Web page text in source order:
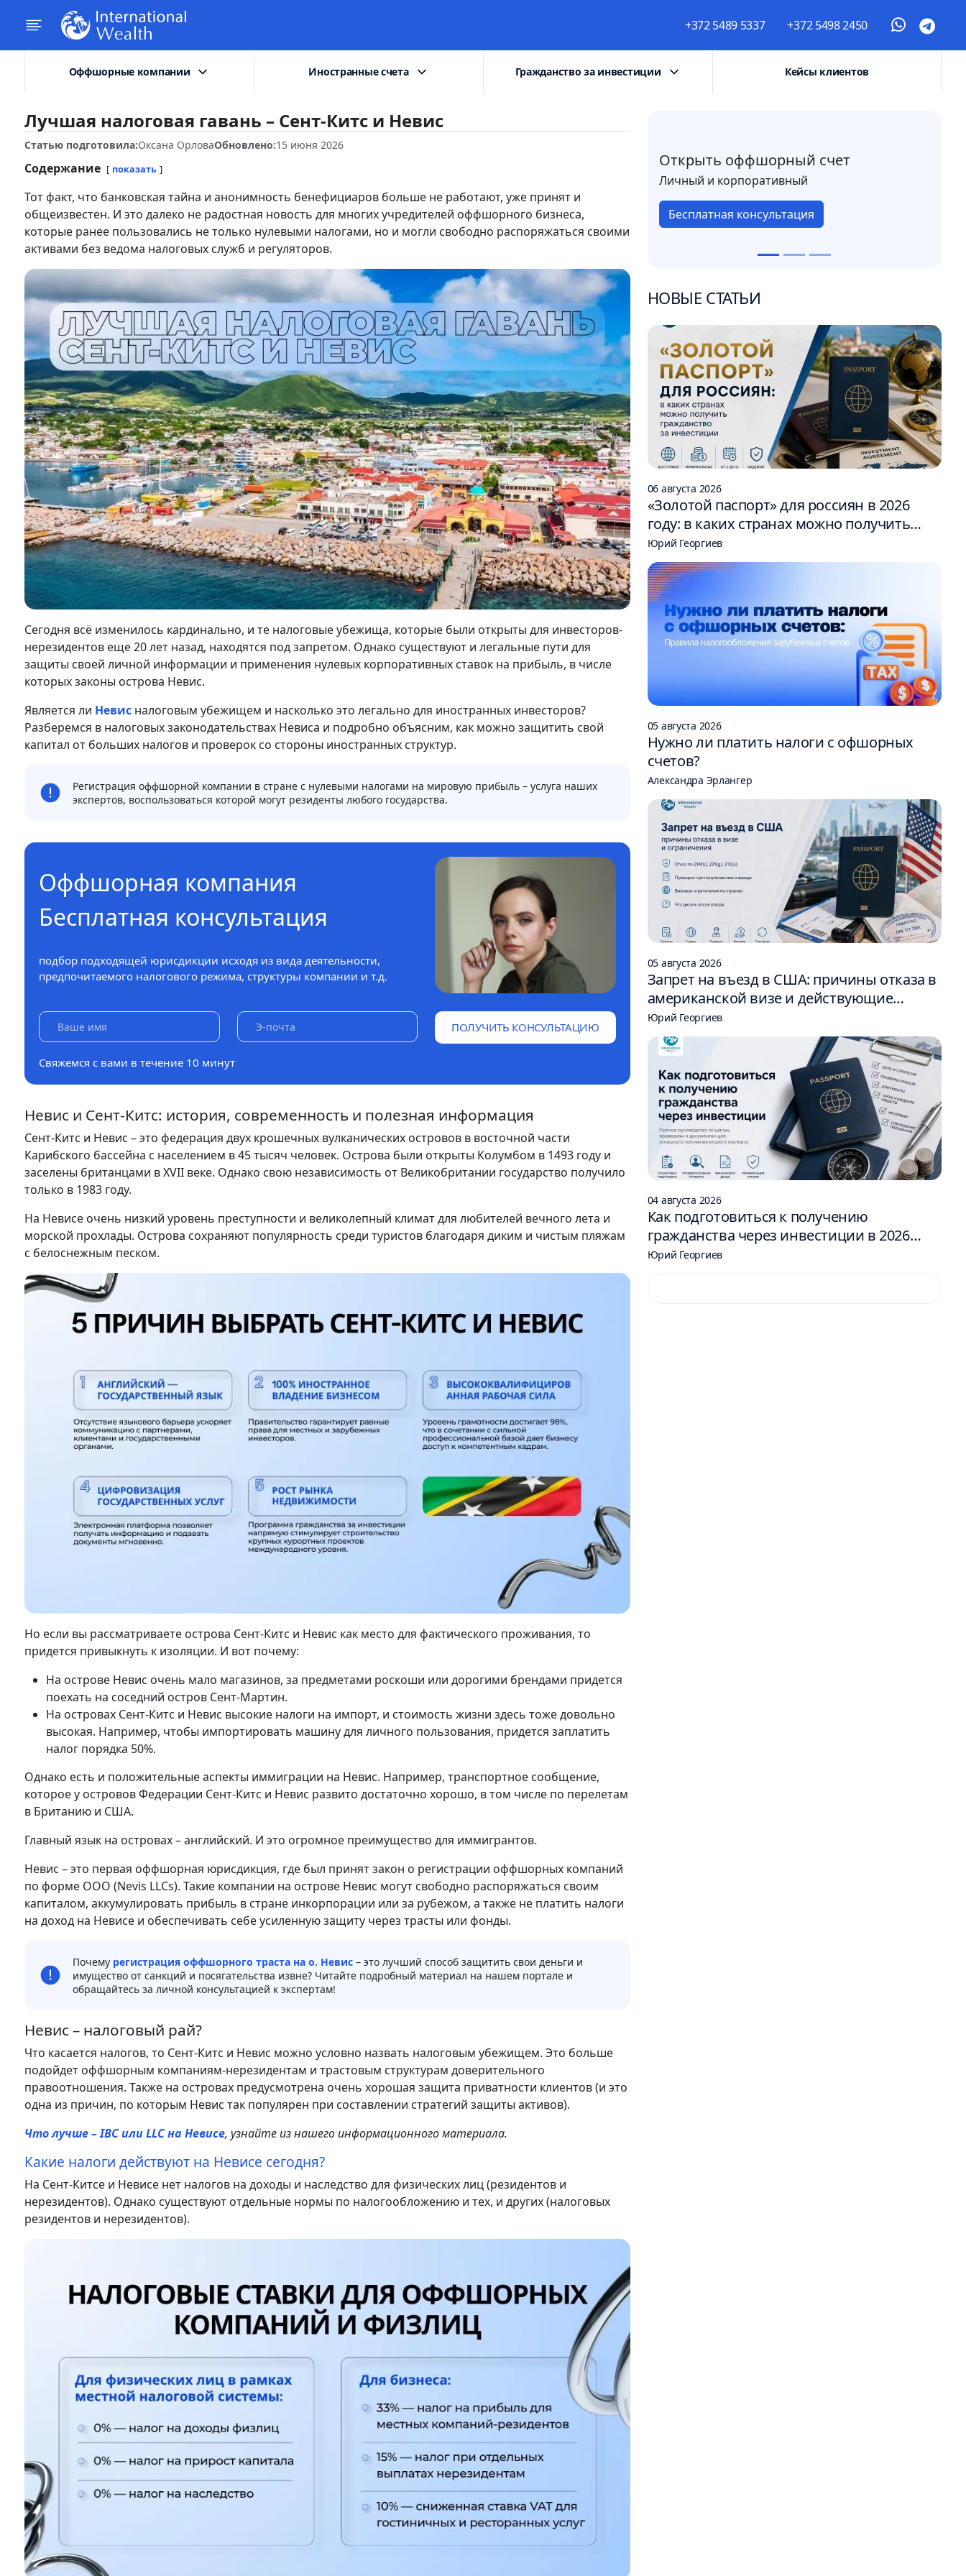
+372 5489 5337 +372 5498 2450
Оффшорные компании Иностранные счета Гражданство за инвестиции Кейсы клиентов
Лучшая налоговая гавань – Сент-Китс и Невис
Статью подготовила:Оксана ОрловаОбновлено:15 июня 2026
Содержание показать
Тот факт, что банковская тайна и анонимность бенефициаров больше не работают, уже принят и
общеизвестен. И это далеко не радостная новость для многих учредителей оффшорного бизнеса,
которые ранее пользовались не только нулевыми налогами, но и могли свободно распоряжаться своими
активами без ведома налоговых служб и регуляторов.
Сегодня всё изменилось кардинально, и те налоговые убежища, которые были открыты для инвесторов-
нерезидентов еще 20 лет назад, находятся под запретом. Однако существуют и легальные пути для
защиты своей личной информации и применения нулевых корпоративных ставок на прибыль, в числе
которых законы острова Невис.
Является ли Невис налоговым убежищем и насколько это легально для иностранных инвесторов?
Разберемся в налоговых законодательствах Невиса и подробно объясним, как можно защитить свой
капитал от больших налогов и проверок со стороны иностранных структур.
Регистрация оффшорной компании в стране с нулевыми налогами на мировую прибыль – услуга наших
экспертов, воспользоваться которой могут резиденты любого государства.
Оффшорная компания
Бесплатная консультация
подбор подходящей юрисдикции исходя из вида деятельности,
предпочитаемого налогового режима, структуры компании и т.д.
ПОЛУЧИТЬ КОНСУЛЬТАЦИЮ
Свяжемся с вами в течение 10 минут
Невис и Сент-Китс: история, современность и полезная информация
Сент-Китс и Невис – это федерация двух крошечных вулканических островов в восточной части
Карибского бассейна с населением в 45 тысяч человек. Острова были открыты Колумбом в 1493 году и
заселены британцами в XVII веке. Однако свою независимость от Великобритании государство получило
только в 1983 году.
На Невисе очень низкий уровень преступности и великолепный климат для любителей вечного лета и
морской прохлады. Острова сохраняют популярность среди туристов благодаря диким и чистым пляжам
с белоснежным песком.
Но если вы рассматриваете острова Сент-Китс и Невис как место для фактического проживания, то
придется привыкнуть к изоляции. И вот почему:
На острове Невис очень мало магазинов, за предметами роскоши или дорогими брендами придется
поехать на соседний остров Сент-Мартин.
На островах Сент-Китс и Невис высокие налоги на импорт, и стоимость жизни здесь тоже довольно
высокая. Например, чтобы импортировать машину для личного пользования, придется заплатить
налог порядка 50%.
Однако есть и положительные аспекты иммиграции на Невис. Например, транспортное сообщение,
которое у островов Федерации Сент-Китс и Невис развито достаточно хорошо, в том числе по перелетам
в Британию и США.
Главный язык на островах – английский. И это огромное преимущество для иммигрантов.
Невис – это первая оффшорная юрисдикция, где был принят закон о регистрации оффшорных компаний
по форме ООО (Nevis LLCs). Такие компании на острове Невис могут свободно распоряжаться своим
капиталом, аккумулировать прибыль в стране инкорпорации или за рубежом, а также не платить налоги
на доход на Невисе и обеспечивать себе усиленную защиту через трасты или фонды.
Почему регистрация оффшорного траста на о. Невис – это лучший способ защитить свои деньги и
имущество от санкций и посягательства извне? Читайте подробный материал на нашем портале и
обращайтесь за личной консультацией к экспертам!
Невис – налоговый рай?
Что касается налогов, то Сент-Китс и Невис можно условно назвать налоговым убежищем. Это больше
подойдет оффшорным компаниям-нерезидентам и трастовым структурам доверительного
правоотношения. Также на островах предусмотрена очень хорошая защита приватности клиентов (и это
одна из причин, по которым Невис так популярен при составлении стратегий защиты активов).
Что лучше – IBC или LLC на Невисе, узнайте из нашего информационного материала.
Какие налоги действуют на Невисе сегодня?
На Сент-Китсе и Невисе нет налогов на доходы и наследство для физических лиц (резидентов и
нерезидентов). Однако существуют отдельные нормы по налогообложению и тех, и других (налоговых
резидентов и нерезидентов).
Открыть оффшорный счет
Личный и корпоративный
Бесплатная консультация
НОВЫЕ СТАТЬИ
06 августа 2026
«Золотой паспорт» для россиян в 2026
году: в каких странах можно получить
гражданство за инвестиции
Юрий Георгиев
05 августа 2026
Нужно ли платить налоги с офшорных
счетов?
Александра Эрлангер
05 августа 2026
Запрет на въезд в США: причины отказа в
американской визе и действующие
ограничения
Юрий Георгиев
04 августа 2026
Как подготовиться к получению
гражданства через инвестиции в 2026
году: 6 шагов
Юрий Георгиев